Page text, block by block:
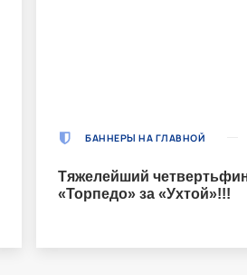
БАННЕРЫ НА ГЛАВНОЙ
Тяжелейший
«Торпедо» за «Ухтой»!!!